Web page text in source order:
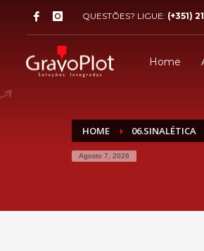
QUESTÕES? LIGUE: (+351)
Home
HOME 06.SINALÉTICA
Agosto 7, 2026